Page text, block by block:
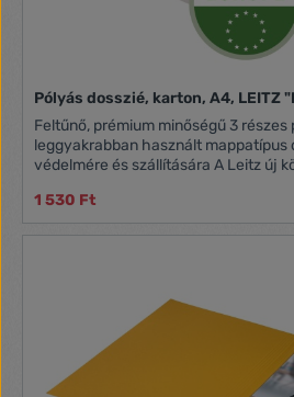
Pólyás dosszié, karton, A4, LEITZ
Feltűnő, prémium minőségű 3
leggyakrabban használt mappatípus
védelmére és szállítására A Leitz új
környezetét -belső pólyákkal, amelyek megakadályozzák a
dokumentumok kicsúszását -100%
mutatnak otthon és az irodában -
1 530 Ft